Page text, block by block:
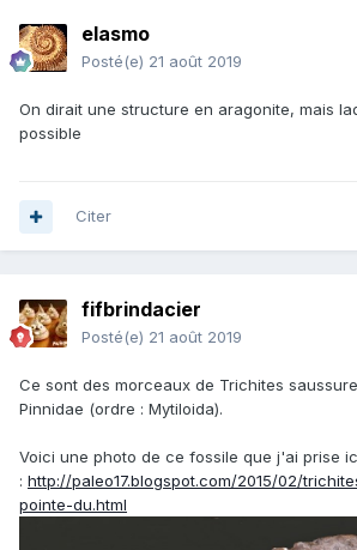
elasmo
Posté(e) 21 août 2019
On dirait une structure en aragonite, mais
possible
Citer
fifbrindacier
Posté(e) 21 août 2019
Ce sont des morceaux de Trichites
Pinnidae (ordre : Mytiloida).
Voici une photo de ce fossile que j'ai prise
: http://paleo17.blogspot.com/2015/02/
pointe-du.html